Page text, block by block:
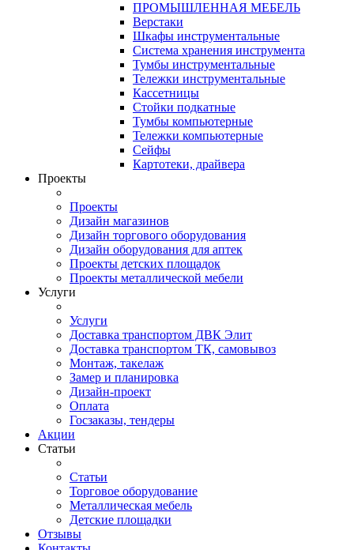
ПРОМЫШЛЕННАЯ МЕБЕЛЬ
Верстаки
Шкафы инструментальные
Система хранения инструмента
Тумбы инструментальные
Тележки инструментальные
Кассетницы
Стойки подкатные
Тумбы компьютерные
Тележки компьютерные
Сейфы
Картотеки, драйвера
Проекты
Проекты
Дизайн магазинов
Дизайн торгового оборудования
Дизайн оборудования для аптек
Проекты детских площадок
Проекты металлической мебели
Услуги
Услуги
Доставка транспортом ДВК Элит
Доставка транспортом ТК, самовывоз
Монтаж, такелаж
Замер и планировка
Дизайн-проект
Оплата
Госзаказы, тендеры
Акции
Статьи
Статьи
Торговое оборудование
Металлическая мебель
Детские площадки
Отзывы